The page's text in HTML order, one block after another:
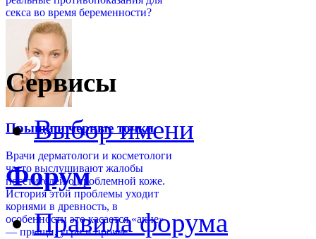
секса во время беременности?
Прыщи и черные точки
Врачи дерматологи и косметологи
часто выслушивают жалобы
посетителей о проблемной коже.
История этой проблемы уходит
корнями в древность, в
особенности это касается «акне»
— прыщи, угри и прочее.
Сервисы
Выбор имени
Форум
Правила форума